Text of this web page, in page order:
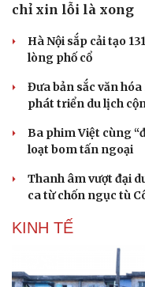
chỉ xin lỗi là xong
Hà Nội sắp cải tạo
lòng phố cổ
Đưa bản sắc văn
phát triển du lịch
Ba phim Việt cùng
loạt bom tấn ngoại
Thanh âm vượt đại
ca từ chốn ngục tù
KINH TẾ